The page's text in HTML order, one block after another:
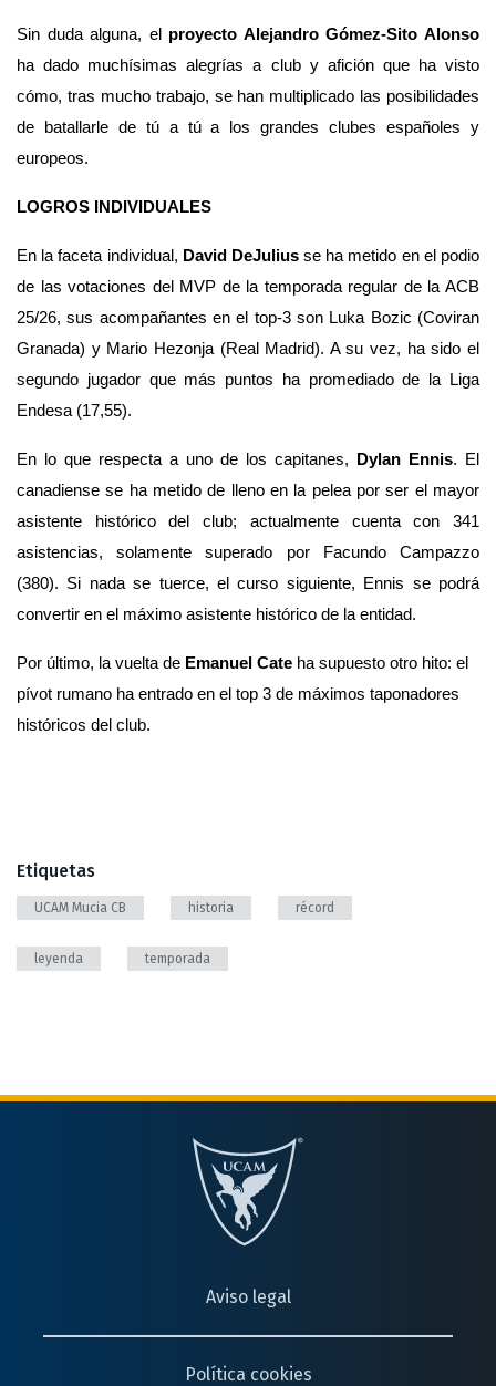
Sin duda alguna, el proyecto Alejandro Gómez-Sito Alonso
ha dado muchísimas alegrías a club y afición que ha visto
cómo, tras mucho trabajo, se han multiplicado las posibilidades
de batallarle de tú a tú a los grandes clubes españoles y
europeos.
LOGROS INDIVIDUALES
En la faceta individual, David DeJulius se ha metido en el podio
de las votaciones del MVP de la temporada regular de la ACB
25/26, sus acompañantes en el top-3 son Luka Bozic (Coviran
Granada) y Mario Hezonja (Real Madrid). A su vez, ha sido el
segundo jugador que más puntos ha promediado de la Liga
Endesa (17,55).
En lo que respecta a uno de los capitanes, Dylan Ennis. El
canadiense se ha metido de lleno en la pelea por ser el mayor
asistente histórico del club; actualmente cuenta con 341
asistencias, solamente superado por Facundo Campazzo
(380). Si nada se tuerce, el curso siguiente, Ennis se podrá
convertir en el máximo asistente histórico de la entidad.
Por último, la vuelta de Emanuel Cate ha supuesto otro hito: el
pívot rumano ha entrado en el top 3 de máximos taponadores
históricos del club.
Etiquetas
UCAM Mucia CB historia récord
leyenda temporada
Aviso legal
Política cookies